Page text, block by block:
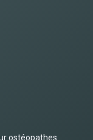
ostéopathes